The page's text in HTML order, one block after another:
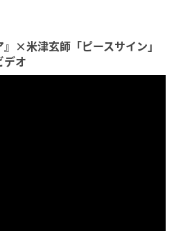
』×米津玄師「ピースサイン」
デオ